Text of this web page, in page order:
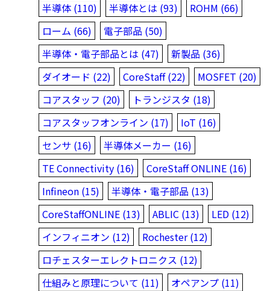
半導体 (110) 半導体とは (93)
ROHM (66)
ローム (66)
電子部品 (50)
半導体・電子部品とは (47)
新製品 (36)
ダイオード (22)
CoreStaff (22)
MOSFET (20)
コアスタッフ (20)
トランジスタ (18)
コアスタッフオンライン (17)
IoT (16)
センサ (16)
半導体メーカー (16)
TE Connectivity (16)
CoreStaff ONLINE (16)
Infineon (15)
半導体・電子部品 (13)
CoreStaffONLINE (13)
ABLIC (13)
LED (12)
インフィニオン (12)
Rochester (12)
ロチェスターエレクトロニクス (12)
仕組みと原理について (11)
オペアンプ (11)